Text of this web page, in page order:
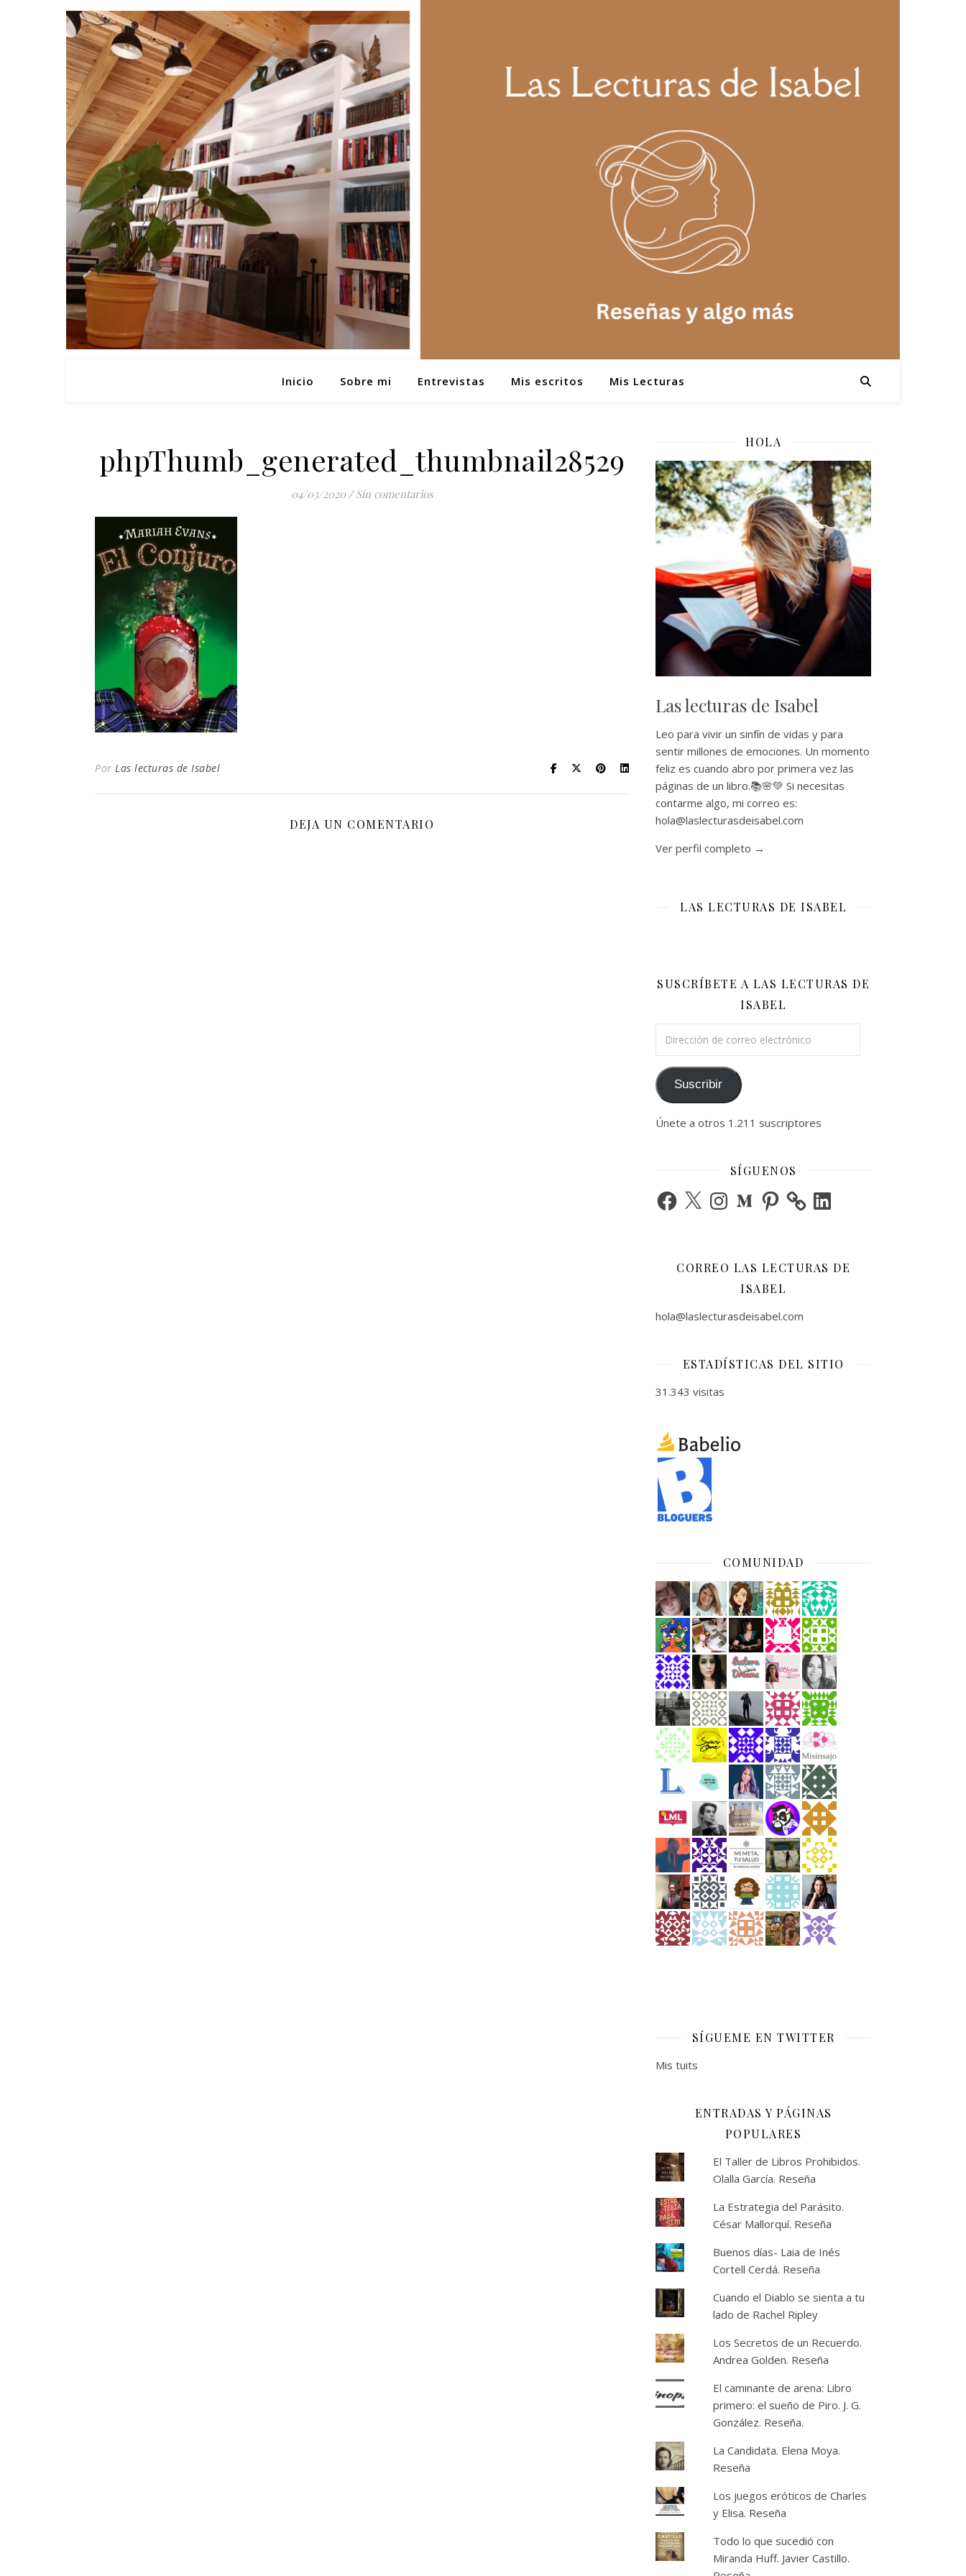
Inicio Sobre mi Entrevistas Mis escritos Mis Lecturas
phpThumb_generated_thumbnail28529
04/03/2020 / Sin comentarios
Por Las lecturas de Isabel
DEJA UN COMENTARIO
HOLA
Las lecturas de Isabel
Leo para vivir un sinfín de vidas y para
sentir millones de emociones. Un momento
feliz es cuando abro por primera vez las
páginas de un libro.📚🌸💚 Si necesitas
contarme algo, mi correo es:
hola@laslecturasdeisabel.com
Ver perfil completo →
LAS LECTURAS DE ISABEL
SUSCRÍBETE A LAS LECTURAS DE
ISABEL
Suscribir
Únete a otros 1.211 suscriptores
SÍGUENOS
Facebook
X InstagramMediumPinterest LinkedIn
CORREO LAS LECTURAS DE
ISABEL
hola@laslecturasdeisabel.com
ESTADÍSTICAS DEL SITIO
31.343 visitas
COMUNIDAD
SÍGUEME EN TWITTER
Mis tuits
ENTRADAS Y PÁGINAS
POPULARES
El Taller de Libros Prohibidos.
Olalla García. Reseña
La Estrategia del Parásito.
César Mallorquí. Reseña
Buenos días- Laia de Inés
Cortell Cerdá. Reseña
Cuando el Diablo se sienta a tu
lado de Rachel Ripley
Los Secretos de un Recuerdo.
Andrea Golden. Reseña
El caminante de arena: Libro
primero: el sueño de Piro. J. G.
González. Reseña.
La Candidata. Elena Moya.
Reseña
Los juegos eróticos de Charles
y Elisa. Reseña
Todo lo que sucedió con
Miranda Huff. Javier Castillo.